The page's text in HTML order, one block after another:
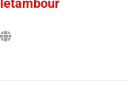
letambour